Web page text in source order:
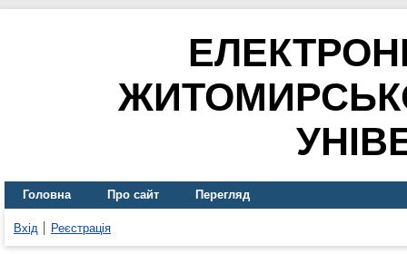
Головна Про сайт Перегляд
Вхід Реєстрація